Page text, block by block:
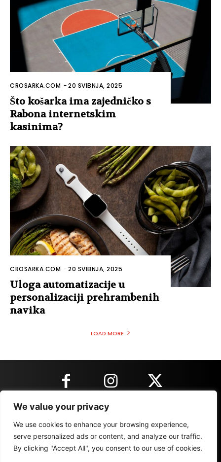
We value your privacy
We use cookies to enhance your browsing experience,
serve personalized ads or content, and analyze our traffic.
By clicking "Accept All", you consent to our use of cookies.
CROSARKA.COM -20 SVIBNJA, 2025
Što košarka ima zajedničko s
Rabona internetskim
kasinima?
CROSARKA.COM -20 SVIBNJA, 2025
Uloga automatizacije u
personalizaciji prehrambenih
navika
LOAD MORE
KONTAKT INFORMACIJE
IMPRESSUM MARKETING REZULTATI